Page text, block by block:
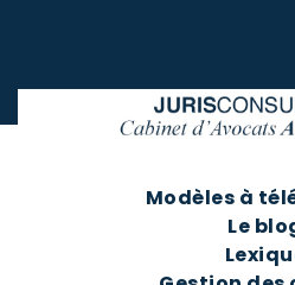
Modèles à
Le